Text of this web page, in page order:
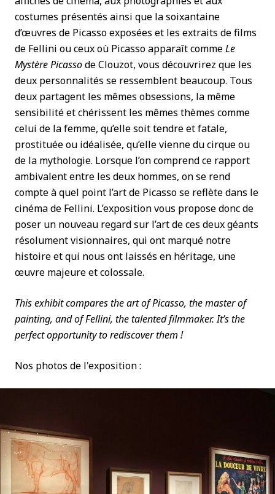
costumes présentés ainsi que la soixantaine
d’œuvres de Picasso exposées et les extraits de films
de Fellini ou ceux où Picasso apparaît commeLe
Mystère Picassode Clouzot, vous découvrirez que les
deux personnalités se ressemblent beaucoup. Tous
deux partagent les mêmes obsessions, la même
sensibilité et chérissent les mêmes thèmes comme
celui de la femme, qu’elle soit tendre et fatale,
prostituée ou idéalisée, qu’elle vienne du cirque ou
de la mythologie. Lorsque l’on comprend ce rapport
ambivalent entre les deux hommes, on se rend
compte à quel point l’art de Picasso se reflète dans le
cinéma de Fellini. L’exposition vous propose donc de
poser un nouveau regard sur l’art de ces deux géants
résolument visionnaires, qui ont marqué notre
histoire et qui nous ont laissés en héritage, une
œuvre majeure et colossale.
This exhibit compares the art of Picasso, the master of
painting, and of Fellini, the talented filmmaker. It’s the
perfect opportunity to rediscover them !
Nos photos de l'exposition :